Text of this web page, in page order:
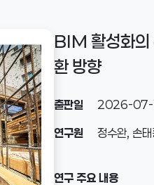
BIM 활성화의
환 방향
출판일 2026-
연구원 정수완, 손
연구 주요 내용